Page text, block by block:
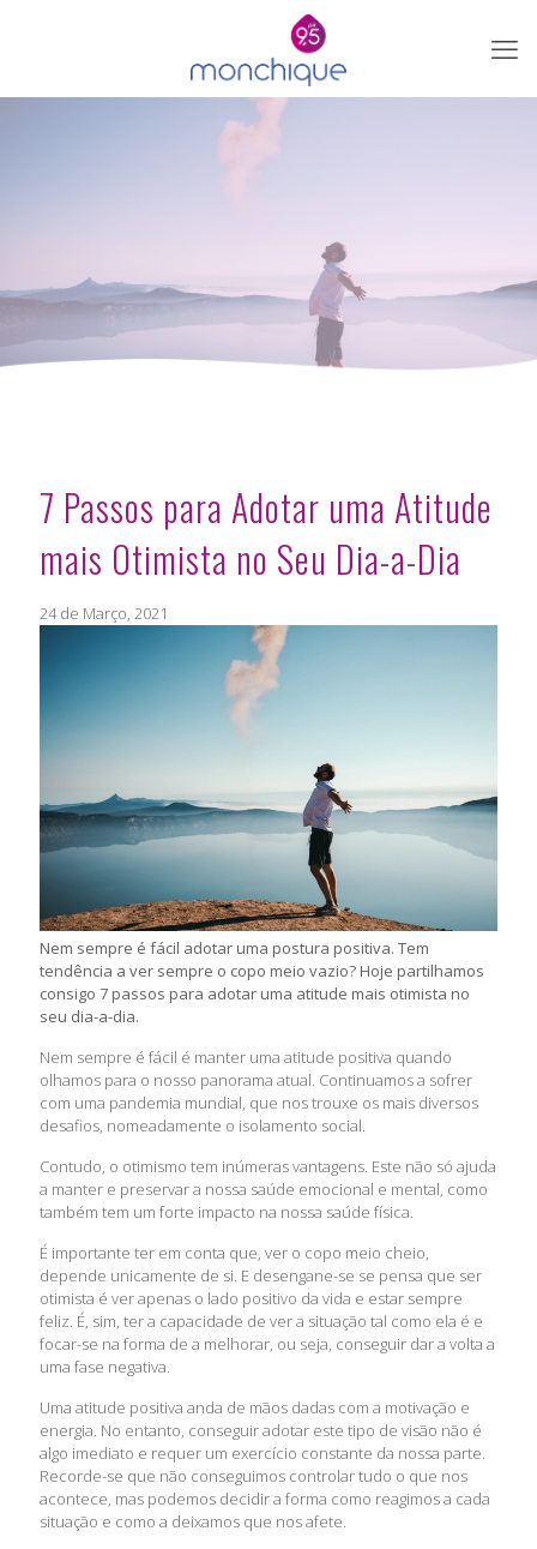
7 Passos para Adotar uma Atitude
mais Otimista no Seu Dia-a-Dia
24 de Março, 2021
Nem sempre é fácil adotar uma postura positiva. Tem
tendência a ver sempre o copo meio vazio? Hoje partilhamos
consigo 7 passos para adotar uma atitude mais otimista no
seu dia-a-dia.
Nem sempre é fácil é manter uma atitude positiva quando
olhamos para o nosso panorama atual. Continuamos a sofrer
com uma pandemia mundial, que nos trouxe os mais diversos
desafios, nomeadamente o isolamento social.
Contudo, o otimismo tem inúmeras vantagens. Este não só ajuda
a manter e preservar a nossa saúde emocional e mental, como
também tem um forte impacto na nossa saúde física.
É importante ter em conta que, ver o copo meio cheio,
depende unicamente de si. E desengane-se se pensa que ser
otimista é ver apenas o lado positivo da vida e estar sempre
feliz. É, sim, ter a capacidade de ver a situação tal como ela é e
focar-se na forma de a melhorar, ou seja, conseguir dar a volta a
uma fase negativa.
Uma atitude positiva anda de mãos dadas com a motivação e
energia. No entanto, conseguir adotar este tipo de visão não é
algo imediato e requer um exercício constante da nossa parte.
Recorde-se que não conseguimos controlar tudo o que nos
acontece, mas podemos decidir a forma como reagimos a cada
situação e como a deixamos que nos afete.